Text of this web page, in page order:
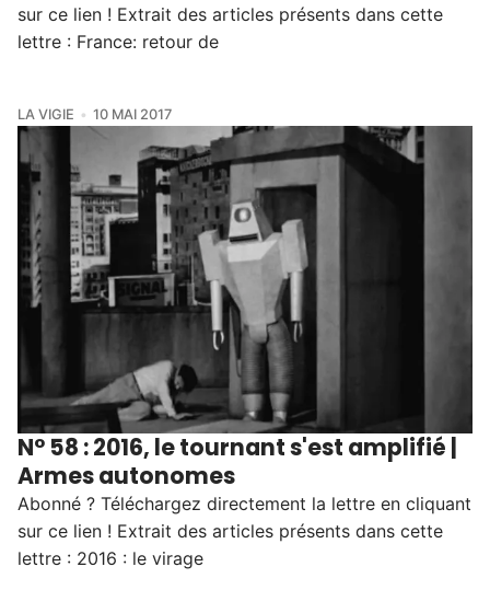
sur ce lien ! Extrait des articles présents dans cette
lettre : France: retour de
LA VIGIE 10 MAI 2017
N° 58 : 2016, le tournant s'est amplifié |
Armes autonomes
Abonné ? Téléchargez directement la lettre en cliquant
sur ce lien ! Extrait des articles présents dans cette
lettre : 2016 : le virage